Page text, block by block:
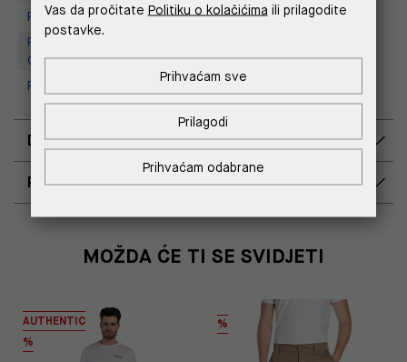
Replay Store, Supernova Zadar
Replay Outlet Store, Designer
Outlet Croatia
Replay Outlet Store, Split
DOSTAVA
POVRAT I ZAMJENA
MOŽDA ĆE TI SE SVIDJETI
AUTHENTIC
%
%
Vas da pročitate Politiku o kolačićima ili prilagodite
postavke.
Prihvaćam odabrane
Prilagodi
Prihvaćam sve